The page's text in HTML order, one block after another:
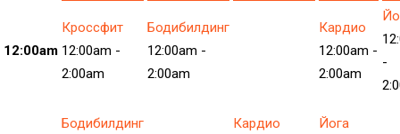
12:00am
Кроссфит
12:00am -
2:00am
Бодибилдинг
12:00am -
2:00am
Кардио
12:00am -
2:00am
-
Бодибилдинг
Кардио
Йога